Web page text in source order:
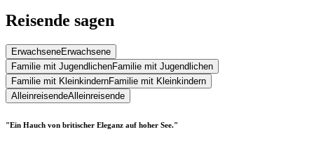
Reisende sagen
ErwachseneErwachsene
Familie mit JugendlichenFamilie mit Jugendlichen
Familie mit KleinkindernFamilie mit Kleinkindern
AlleinreisendeAlleinreisende
"Ein Hauch von britischer Eleganz auf hoher See."